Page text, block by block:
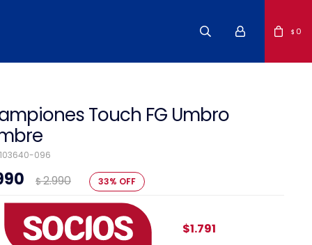
$ 0
Touch FG Umbro
096
$2.990 33
$1.791